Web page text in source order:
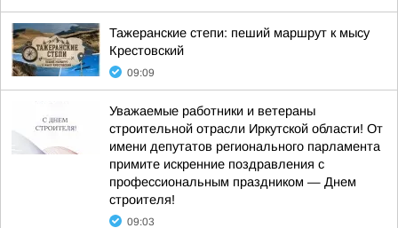
Тажеранские степи: пеший маршрут к мысу
Крестовский
09:09
Уважаемые работники и ветераны
строительной отрасли Иркутской области! От
имени депутатов регионального парламента
примите искренние поздравления с
профессиональным праздником — Днем
строителя!
09:03